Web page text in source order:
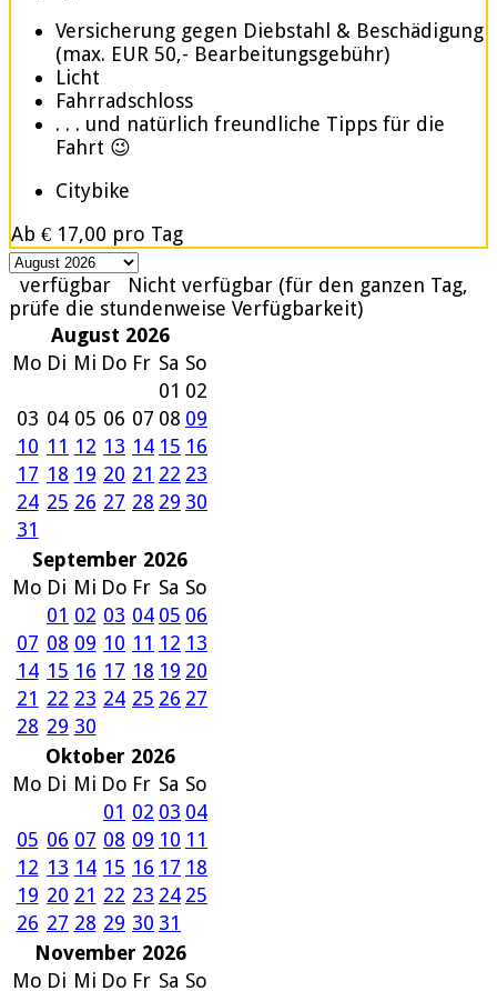
Versicherung gegen Diebstahl & Beschädigung
(max. EUR 50,- Bearbeitungsgebühr)
Licht
Fahrradschloss
. . . und natürlich freundliche Tipps für die
Fahrt 😉
Citybike
Ab € 17,00 pro Tag
verfügbar
Nicht verfügbar (für den ganzen Tag,
prüfe die stundenweise Verfügbarkeit)
August 2026
Mo Di Mi Do Fr Sa So
01 02
03 04 05 06 07 08 09
10 11 12 13 14 15 16
17 18 19 20 21 22 23
24 25 26 27 28 29 30
31
September 2026
Mo Di Mi Do Fr Sa So
01 02 03 04 05 06
07 08 09 10 11 12 13
14 15 16 17 18 19 20
21 22 23 24 25 26 27
28 29 30
Oktober 2026
Mo Di Mi Do Fr Sa So
01 02 03 04
05 06 07 08 09 10 11
12 13 14 15 16 17 18
19 20 21 22 23 24 25
26 27 28 29 30 31
November 2026
Mo Di Mi Do Fr Sa So